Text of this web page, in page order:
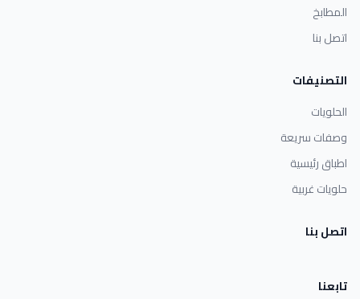
المطابخ
اتصل بنا
التصنيفات
الحلويات
وصفات سريعة
اطباق رئيسية
حلويات غربية
اتصل بنا
تابعنا